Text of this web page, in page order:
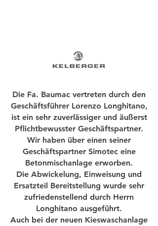
Die Fa. Baumac vertreten durch den
Geschäftsführer Lorenzo Longhitano,
ist ein sehr zuverlässiger und äußerst
Pflichtbewusster Geschäftspartner.
Wir haben über einen seiner
Geschäftspartner Simotec eine
Betonmischanlage erworben.
Die Abwickelung, Einweisung und
Ersatzteil Bereitstellung wurde sehr
zufriedenstellend durch Herrn
Longhitano ausgeführt.
Auch bei der neuen Kieswaschanlage